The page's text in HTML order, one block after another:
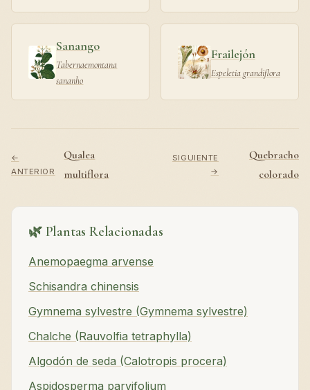
Sanango
Tabernaemontana
sananho
Frailejón
Espeletia grandiflora
←
ANTERIOR
Qualea
multiflora
SIGUIENTE
→
Quebracho
colorado
🌿 Plantas Relacionadas
Anemopaegma arvense
Schisandra chinensis
Gymnema sylvestre (Gymnema sylvestre)
Chalche (Rauvolfia tetraphylla)
Algodón de seda (Calotropis procera)
Aspidosperma parvifolium